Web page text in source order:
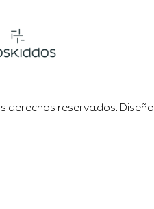
derechos reservados. Diseño